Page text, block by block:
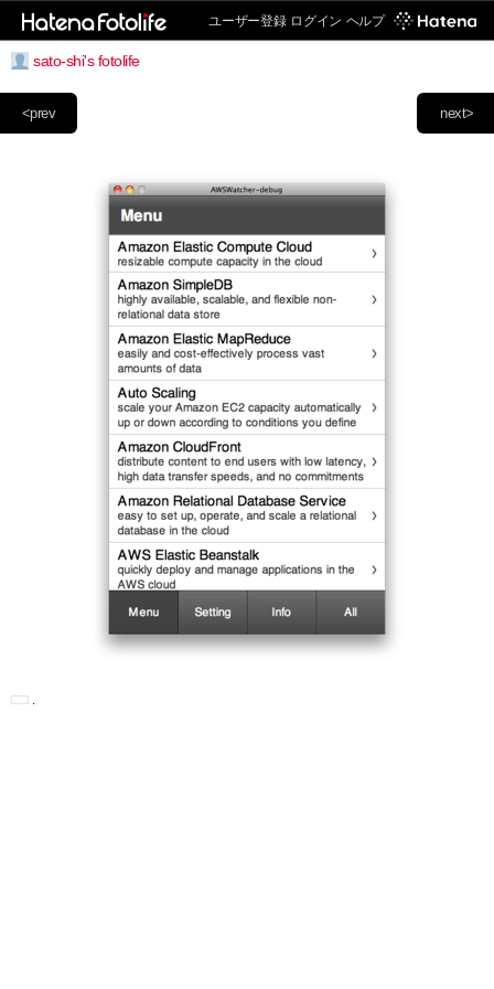
ユーザー登録 ログイン ヘルプ
sato-shi's fotolife
next>
<prev